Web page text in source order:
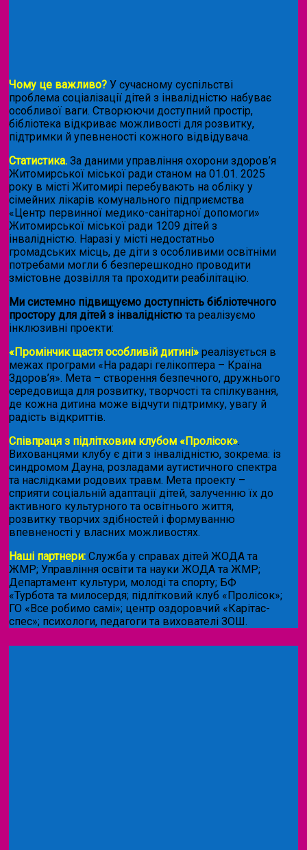
Чому це важливо? У сучасному суспільстві
проблема соціалізації дітей з інвалідністю набуває
особливої ваги. Створюючи доступний простір,
бібліотека відкриває можливості для розвитку,
підтримки й упевненості кожного відвідувача.
Статистика. За даними управління охорони здоров’я
Житомирської міської ради станом на 01.01. 2025
року в місті Житомирі перебувають на обліку у
сімейних лікарів комунального підприємства
«Центр первинної медико-санітарної допомоги»
Житомирської міської ради 1209 дітей з
інвалідністю. Наразі у місті недостатньо
громадських місць, де діти з особливими освітніми
потребами могли б безперешкодно проводити
змістовне дозвілля та проходити реабілітацію.
Ми системно підвищуємо доступність бібліотечного
простору для дітей з інвалідністю та реалізуємо
інклюзивні проекти:
«Промінчик щастя особливій дитині» реалізується в
межах програми «На радарі гелікоптера – Країна
Здоров’я». Мета – створення безпечного, дружнього
середовища для розвитку, творчості та спілкування,
де кожна дитина може відчути підтримку, увагу й
радість відкриттів.
Співпраця з підлітковим клубом «Пролісок».
Вихованцями клубу є діти з інвалідністю, зокрема: із
синдромом Дауна, розладами аутистичного спектра
та наслідками родових травм. Мета проекту –
сприяти соціальній адаптації дітей, залученню їх до
активного культурного та освітнього життя,
розвитку творчих здібностей і формуванню
впевненості у власних можливостях.
Наші партнери: Служба у справах дітей ЖОДА та
ЖМР; Управління освіти та науки ЖОДА та ЖМР;
Департамент культури, молоді та спорту; БФ
«Турбота та милосердя; підлітковий клуб «Пролісок»;
ГО «Все робимо самі»; центр оздоровчий «Карітас-
спес»; психологи, педагоги та вихователі ЗОШ.